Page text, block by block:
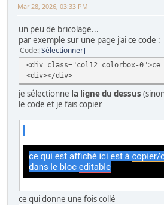
Mar 28, 2026, 03:33 PM
un peu de bricolage...
par exemple sur une page j'ai ce code :
Code Sélectionner
<div class="col12 colorbox-
<div></div>
je sélectionne la ligne du dessus
le code et je fais copier
ce qui donne une fois collé